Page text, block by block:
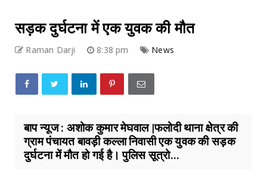
सड़क दुर्घटना में एक युवक की मौत
Raman Darji 8:38 pm News
बाप न्यूज : अशोक कुमार मेघवाल |फलोदी थाना क्षेत्र की
ग्राम पंचायत बावड़ी कल्ला निवासी एक युवक की सड़क
दुर्घटना में मौत हो गई है। पुलिस सूत्रो...